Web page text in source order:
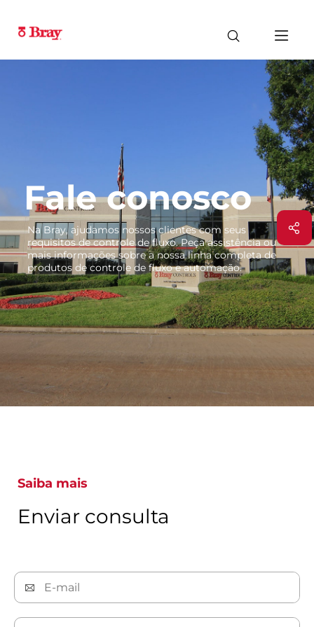
Fale conosco
Na Bray, ajudamos nossos clientes com seus
requisitos de controle de fluxo. Peça assistência ou
mais informações sobre a nossa linha completa de
produtos de controle de fluxo e automação.
Saiba mais
Enviar consulta